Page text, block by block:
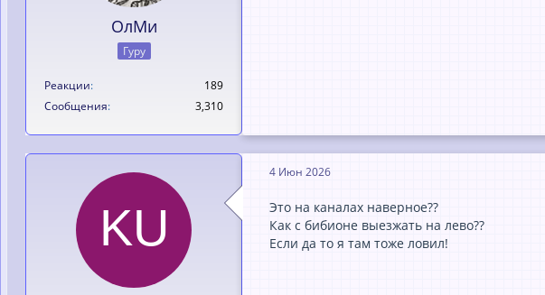
ОлМи
Гуру
Реакции
189
Сообщения
3,310
4 Июн 2026
Это на каналах наверное??
Как с бибионе выезжать на лево??
Если да то я там тоже ловил!